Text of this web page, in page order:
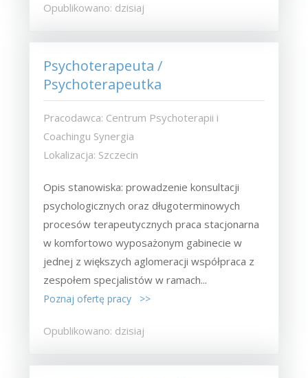
Opublikowano: dzisiaj
Psychoterapeuta /
Psychoterapeutka
Pracodawca: Centrum Psychoterapii i
Coachingu Synergia
Lokalizacja: Szczecin
Opis stanowiska: prowadzenie konsultacji
psychologicznych oraz długoterminowych
procesów terapeutycznych praca stacjonarna
w komfortowo wyposażonym gabinecie w
jednej z większych aglomeracji współpraca z
zespołem specjalistów w ramach...
Poznaj ofertę pracy >>
Opublikowano: dzisiaj